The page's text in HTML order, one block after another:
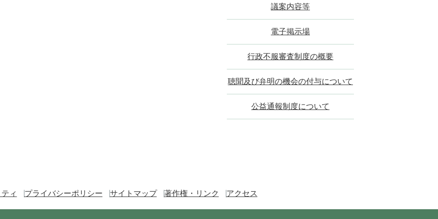
議案内容等
電子掲示場
行政不服審査制度の概要
聴聞及び弁明の機会の付与について
公益通報制度について
ィ プライバシーポリシー サイトマップ 著作権・リンク アクセス